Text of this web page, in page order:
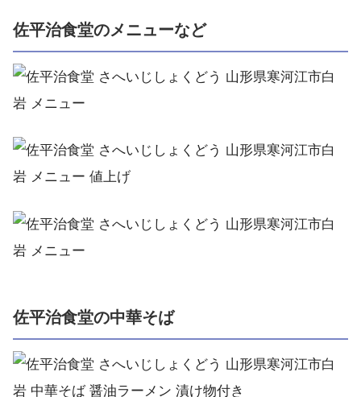
佐平治食堂のメニューなど
佐平治食堂の中華そば